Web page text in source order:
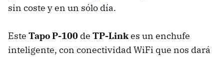
sin coste y en un sólo día.
Este Tapo P-100 de TP-Linkes un enchufe
inteligente, con conectividad WiFi que nos dará